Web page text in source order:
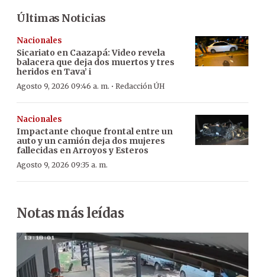
Últimas Noticias
Nacionales
Sicariato en Caazapá: Video revela
balacera que deja dos muertos y tres
heridos en Tava’ i
Agosto 9, 2026 09:46 a. m. · Redacción ÚH
Nacionales
Impactante choque frontal entre un
auto y un camión deja dos mujeres
fallecidas en Arroyos y Esteros
Agosto 9, 2026 09:35 a. m.
Notas más leídas